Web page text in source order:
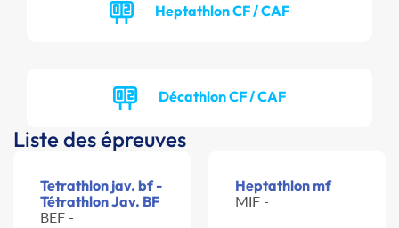
Heptathlon CF / CAF
Décathlon CF / CAF
Liste des épreuves
Tetrathlon jav. bf -
Tétrathlon Jav. BF
BEF -
Heptathlon mf
MIF -